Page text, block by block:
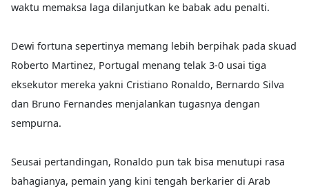
waktu memaksa laga dilanjutkan ke babak adu penalti.
Dewi fortuna sepertinya memang lebih berpihak pada skuad
Roberto Martinez, Portugal menang telak 3-0 usai tiga
eksekutor mereka yakni Cristiano Ronaldo, Bernardo Silva
dan Bruno Fernandes menjalankan tugasnya dengan
sempurna.
Seusai pertandingan, Ronaldo pun tak bisa menutupi rasa
bahagianya, pemain yang kini tengah berkarier di Arab